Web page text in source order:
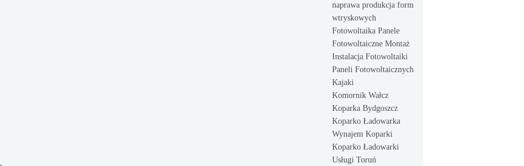
naprawa produkcja form
wtryskowych
Fotowoltaika Panele
Fotowoltaiczne Montaż
Instalacja Fotowoltaiki
Paneli Fotowoltaicznych
Kajaki
Komornik Wałcz
Koparka Bydgoszcz
Koparko Ładowarka
Wynajem Koparki
Koparko Ładowarki
Usługi Toruń